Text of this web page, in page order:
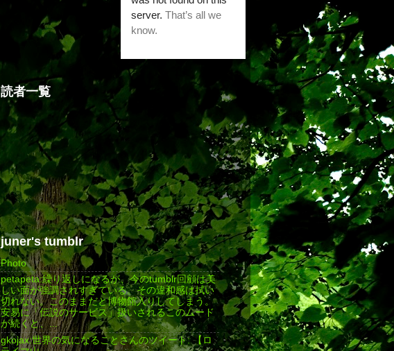
読者一覧
juner's tumblr
Photo
petapeta:繰り返しになるが、今のtumblr回顧は美
しい面が強調されすぎている。その違和感は拭い
切れない。このままだと博物館入りしてしまう。
安易に「伝説のサービス」扱いされるこのムード
が続くと、...
gkojax:世界の気になることさんのツイート: 【ロ